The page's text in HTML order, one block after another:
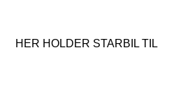
HER HOLDER STARBIL TIL